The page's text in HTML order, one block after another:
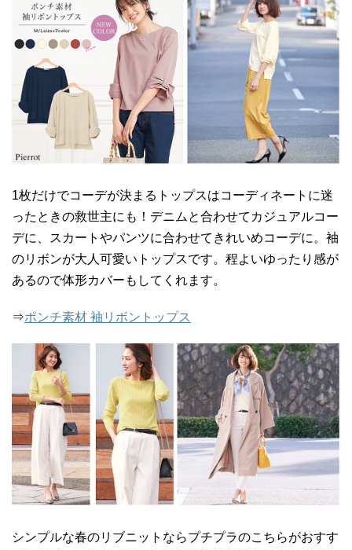
1枚だけでコーデが決まるトップスはコーディネートに迷
ったときの救世主にも！デニムと合わせてカジュアルコー
デに、スカートやパンツに合わせてきれいめコーデに。袖
のリボンが大人可愛いトップスです。程よいゆったり感が
あるので体形カバーもしてくれます。
⇒ポンチ素材 袖リボントップス
シンプルな春のリブニットならプチプラのこちらがおすす